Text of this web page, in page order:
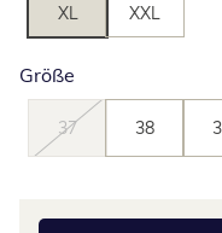
XL XXL
Größe
37 38